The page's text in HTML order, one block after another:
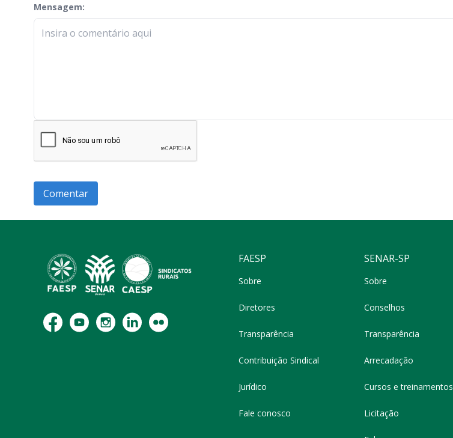
Mensagem:
check-terms
FAESP
Sobre
Diretores
Transparência
Contribuição Sindical
Jurídico
Fale conosco
SENAR-SP
Sobre
Conselhos
Transparência
Arrecadação
Cursos e treinamentos
Licitação